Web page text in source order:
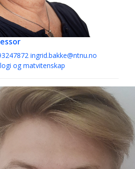
ingrid.bakke@ntnu.no
og matvitenskap